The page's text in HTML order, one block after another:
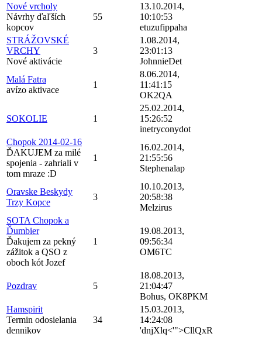
Nové vrcholy
Návrhy ďaľších
kopcov
55
13.10.2014,
10:10:53
etuzufippaha
STRÁŽOVSKÉ
VRCHY
Nové aktivácie
3
1.08.2014,
23:01:13
JohnnieDet
Malá Fatra
avízo aktivace
1
8.06.2014,
11:41:15
OK2QA
SOKOLIE 1
25.02.2014,
15:26:52
inetryconydot
Chopok 2014-02-16
ĎAKUJEM za milé
spojenia - zahriali v
tom mraze :D
1
16.02.2014,
21:55:56
Stephenalap
Oravske Beskydy
Trzy Kopce
3
10.10.2013,
20:58:38
Melzirus
SOTA Chopok a
Ďumbier
Ďakujem za pekný
zážitok a QSO z
oboch kót Jozef
1
19.08.2013,
09:56:34
OM6TC
Pozdrav 5
18.08.2013,
21:04:47
Bohus, OK8PKM
Hamspirit
Termin odosielania
dennikov
34
15.03.2013,
14:24:08
'dnjXlq<'">CllQxR